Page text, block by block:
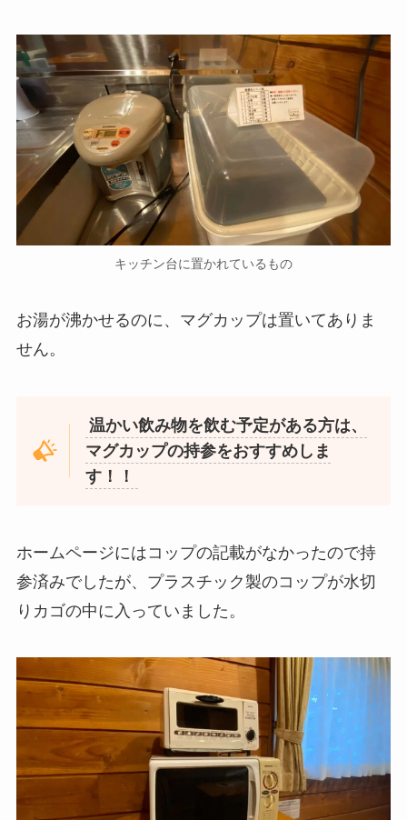
キッチン台に置かれているもの
お湯が沸かせるのに、マグカップは置いてありま
せん。
温かい飲み物を飲む予定がある方は、
マグカップの持参をおすすめしま
す！！
ホームページにはコップの記載がなかったので持
参済みでしたが、プラスチック製のコップが水切
りカゴの中に入っていました。